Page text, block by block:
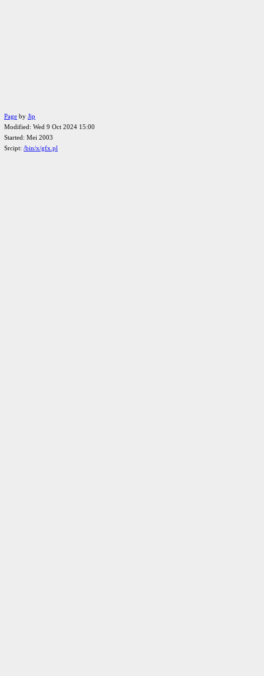
Page by Jip
Modified: Wed 9 Oct 2024 15:00
Started: Mei 2003
Srcipt: /bin/x/gfx.pl